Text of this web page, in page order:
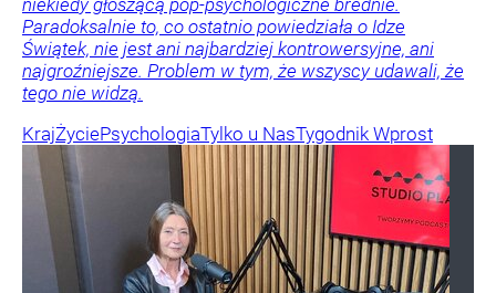
niekiedy głoszącą pop-psychologiczne brednie.
Paradoksalnie to, co ostatnio powiedziała o Idze
Świątek, nie jest ani najbardziej kontrowersyjne, ani
najgroźniejsze. Problem w tym, że wszyscy udawali, że
tego nie widzą.
KrajŻyciePsychologiaTylko u NasTygodnik Wprost